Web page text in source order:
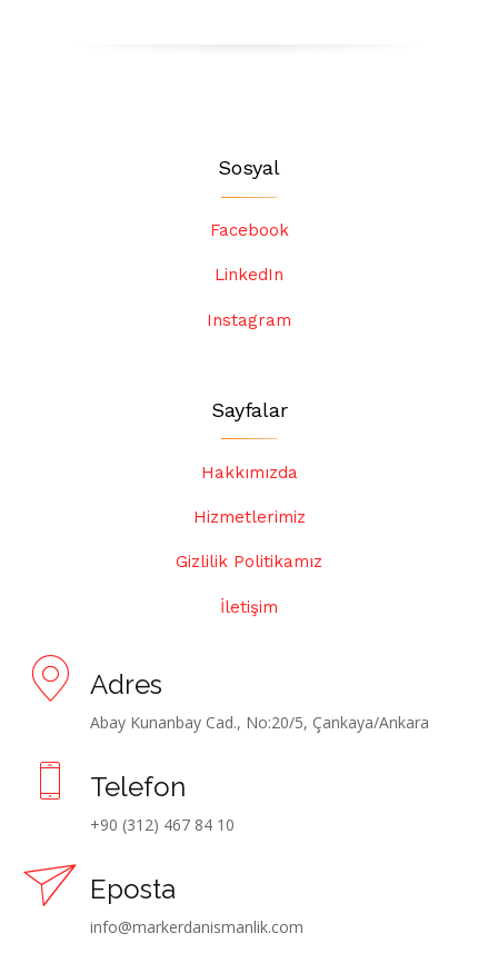
Sosyal
Facebook
LinkedIn
Instagram
Sayfalar
Hakkımızda
Hizmetlerimiz
Gizlilik Politikamız
İletişim
Adres
Abay Kunanbay Cad., No:20/5, Çankaya/Ankara
Telefon
+90 (312) 467 84 10
Eposta
info@markerdanismanlik.com